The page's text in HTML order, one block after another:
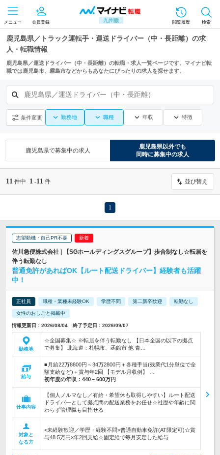
九州版
メニュー 会員登録 閲覧履歴 検索
鹿児島県／トラック運転手・運送ドライバー（中・長距離）の求
人・転職情報
鹿児島県／運送ドライバー（中・長距離）の転職・求人一覧ページです。マイナビ転
職では鹿児島市、霧島市などからもあなたにぴったりの求人を探せます。
鹿児島県／運送ドライバー（中・長距離）
条件変更 勤務地 職種 年収 特徴
鹿児島県で募集中の求人
鹿児島県以外でも
同時に募集中の求人
11 件中 1 -11 件 並び替え
1
志望動機・自己PR不要
佐川急便株式会社 | 【SGホールディングスグループ】歩合制なし☆転居を
伴う転勤なし
普通免許があればOK【ルート配送ドライバー】経験者も活躍
中！
正社員 職種・業種未経験OK 学歴不問 第二新卒歓迎 転勤なし
女性のおしごと掲載中
情報更新日：2026/08/04 終了予定日：2026/09/07
勤務地
☆全国募集☆ ※転居を伴う転勤なし 【日本全国の以下の拠点
で募集】 北海道：札幌市、函館市 他 青…
給与
■月給22万8800円～34万2800円＋各種手当(残業代1分単位で全
額支給など)＋賞与年2回 【モデル月収例】 …
初年度の年収： 440～600万円
仕事内容
【個人ノルマなし／有給・希望休も取得しやすい】ルート配送
ドライバーとして拠点間の配送業務をお任せ☆社歴や年齢に関
わらず管理職も目指せる
対象と
なる方
<未経験歓迎／学歴・経験不問>普通自動車免許(AT限定可)☆賞
与48.5万円×年2回支給☆固定給で毎月安定した給与